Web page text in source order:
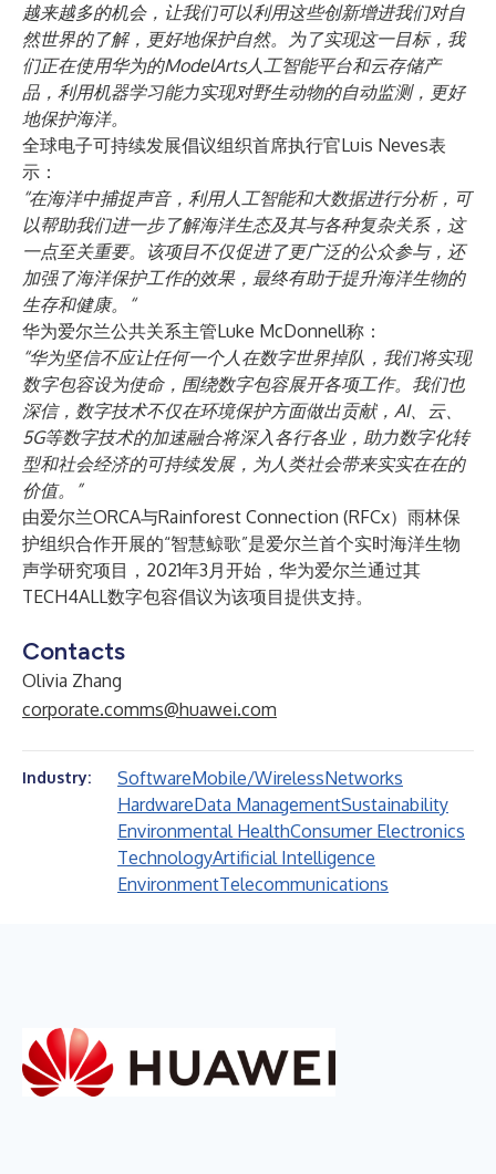
越来越多的机会，让我们可以利用这些创新增进我们对自
然世界的了解，更好地保护自然。为了实现这一目标，我
们正在使用华为的ModelArts人工智能平台和云存储产
品，利用机器学习能力实现对野生动物的自动监测，更好
地保护海洋。
全球电子可持续发展倡议组织首席执行官Luis Neves表
示：
“在海洋中捕捉声音，利用人工智能和大数据进行分析，可
以帮助我们进一步了解海洋生态及其与各种复杂关系，这
一点至关重要。该项目不仅促进了更广泛的公众参与，还
加强了海洋保护工作的效果，最终有助于提升海洋生物的
生存和健康。“
华为爱尔兰公共关系主管Luke McDonnell称：
“华为坚信不应让任何一个人在数字世界掉队，我们将实现
数字包容设为使命，围绕数字包容展开各项工作。我们也
深信，数字技术不仅在环境保护方面做出贡献，AI、云、
5G等数字技术的加速融合将深入各行各业，助力数字化转
型和社会经济的可持续发展，为人类社会带来实实在在的
价值。”
由爱尔兰ORCA与Rainforest Connection (RFCx）雨林保
护组织合作开展的“智慧鲸歌”是爱尔兰首个实时海洋生物
声学研究项目，2021年3月开始，华为爱尔兰通过其
TECH4ALL数字包容倡议为该项目提供支持。
Contacts
Olivia Zhang
corporate.comms@huawei.com
Industry: SoftwareMobile/WirelessNetworks
HardwareData ManagementSustainability
Environmental HealthConsumer Electronics
TechnologyArtificial Intelligence
EnvironmentTelecommunications